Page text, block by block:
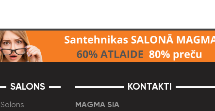
SALONS
Salons
KONTAKTI
MAGMA SIA